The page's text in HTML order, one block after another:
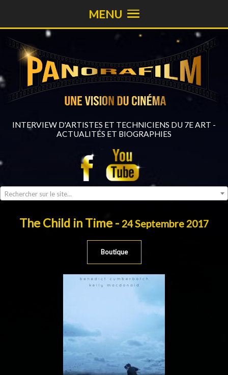
INTERVIEW D'ARTISTES ET TECHNICIENS DU 7E ART -
ACTUALITÉS ET BIOGRAPHIES
Rechercher sur le site...
MENU
The Child in Time - 24 Septembre 2017
Boutique